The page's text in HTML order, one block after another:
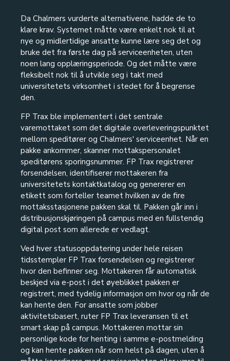
Da Chalmers vurderte alternativene, hadde de to
klare krav. Systemet måtte være enkelt nok til at
nye og midlertidige ansatte kunne lære seg det og
bruke det fra første dag på serviceenheten, uten
noen lang opplæringsperiode. Og det måtte være
fleksibelt nok til å utvikle seg i takt med
universitetets virksomhet i stedet for å begrense
den.
FP Trax ble implementert i det sentrale
varemottaket som det digitale overleveringspunktet
mellom speditører og Chalmers' serviceenhet. Når en
pakke ankommer, skanner mottakspersonalet
speditørens sporingsnummer. FP Trax registrerer
forsendelsen, identifiserer mottakeren fra
universitetets kontaktkatalog og genererer en
etikett som forteller teamet hvilken av de fire
mottaksstasjonene pakken skal til. Pakken går inn i
distribusjonskjøringen på campus med en fullstendig
digital post som allerede er vedlagt.
Ved hver statusoppdatering under hele reisen
tidsstempler FP Trax forsendelsen og registrerer
hvor den befinner seg. Mottakeren får automatisk
beskjed via e-post i det øyeblikket pakken er
registrert, med tydelig informasjon om hvor og når de
kan hente den. For ansatte som jobber
aktivitetsbasert, ruter FP Trax leveransen til et
smart skap på campus. Mottakeren mottar sin
personlige kode for henting i samme e-postmelding
og kan hente pakken når som helst på dagen, uten å